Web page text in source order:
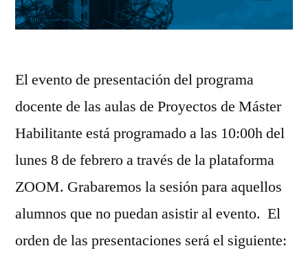
El evento de presentación del programa
docente de las aulas de Proyectos de Máster
Habilitante está programado a las 10:00h del
lunes 8 de febrero a través de la plataforma
ZOOM. Grabaremos la sesión para aquellos
alumnos que no puedan asistir al evento. El
orden de las presentaciones será el siguiente: